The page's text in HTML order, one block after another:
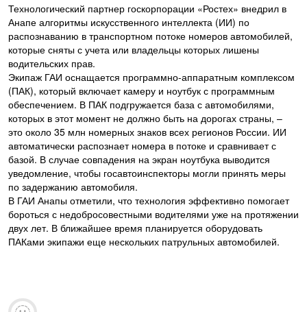
Технологический партнер госкорпорации «Ростех» внедрил в
Анапе алгоритмы искусственного интеллекта (ИИ) по
распознаванию в транспортном потоке номеров автомобилей,
которые сняты с учета или владельцы которых лишены
водительских прав.
Экипаж ГАИ оснащается программно-аппаратным комплексом
(ПАК), который включает камеру и ноутбук с программным
обеспечением. В ПАК подгружается база с автомобилями,
которых в этот момент не должно быть на дорогах страны, –
это около 35 млн номерных знаков всех регионов России. ИИ
автоматически распознает номера в потоке и сравнивает с
базой. В случае совпадения на экран ноутбука выводится
уведомление, чтобы госавтоинспекторы могли принять меры
по задержанию автомобиля.
В ГАИ Анапы отметили, что технология эффективно помогает
бороться с недобросовестными водителями уже на протяжении
двух лет. В ближайшее время планируется оборудовать
ПАКами экипажи еще нескольких патрульных автомобилей.